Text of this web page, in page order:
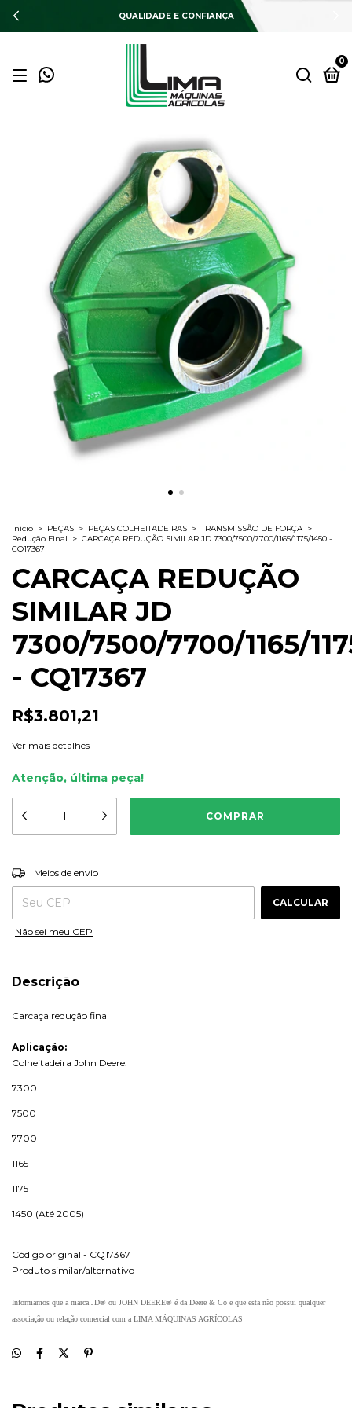
QUALIDADE E CONFIANÇA
0
Início > PEÇAS > PEÇAS COLHEITADEIRAS > TRANSMISSÃO DE FORÇA >
Redução Final
> CARCAÇA REDUÇÃO SIMILAR JD 7300/7500/7700/1165/1175/1450 -
CQ17367
CARCAÇA REDUÇÃO
SIMILAR JD
7300/7500/7700/1165/
- CQ17367
R$3.801,21
Ver mais detalhes
Atenção, última peça!
Entregas para o CEP:
Meios de envio
CALCULAR
Não sei meu CEP
Descrição
Carcaça redução final
Aplicação:
Colheitadeira John Deere:
7300
7500
7700
1165
1175
1450 (Até 2005)
Código original - CQ17367
Produto similar/alternativo
Informamos que a marca JD® ou JOHN DEERE® é da Deere & Co e que esta não possui qualquer
associação ou relação comercial com a LIMA MÁQUINAS AGRÍCOLAS